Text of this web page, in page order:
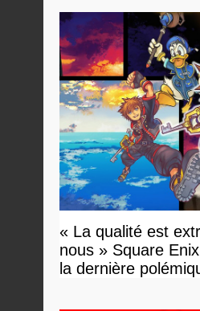
« La qualité est
nous » Square
la dernière